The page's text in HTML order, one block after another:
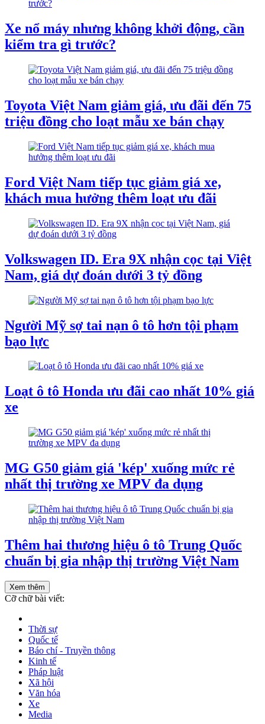
Xe nổ máy nhưng không khởi động, cần
kiểm tra gì trước?
Toyota Việt Nam giảm giá, ưu đãi đến 75
triệu đồng cho loạt mẫu xe bán chạy
Ford Việt Nam tiếp tục giảm giá xe,
khách mua hưởng thêm loạt ưu đãi
Volkswagen ID. Era 9X nhận cọc tại Việt
Nam, giá dự đoán dưới 3 tỷ đồng
Người Mỹ sợ tai nạn ô tô hơn tội phạm
bạo lực
Loạt ô tô Honda ưu đãi cao nhất 10% giá
xe
MG G50 giảm giá 'kép' xuống mức rẻ
nhất thị trường xe MPV đa dụng
Thêm hai thương hiệu ô tô Trung Quốc
chuẩn bị gia nhập thị trường Việt Nam
Xem thêm
Cỡ chữ bài viết:
Thời sự
Quốc tế
Báo chí - Truyền thông
Kinh tế
Pháp luật
Xã hội
Văn hóa
Xe
Media